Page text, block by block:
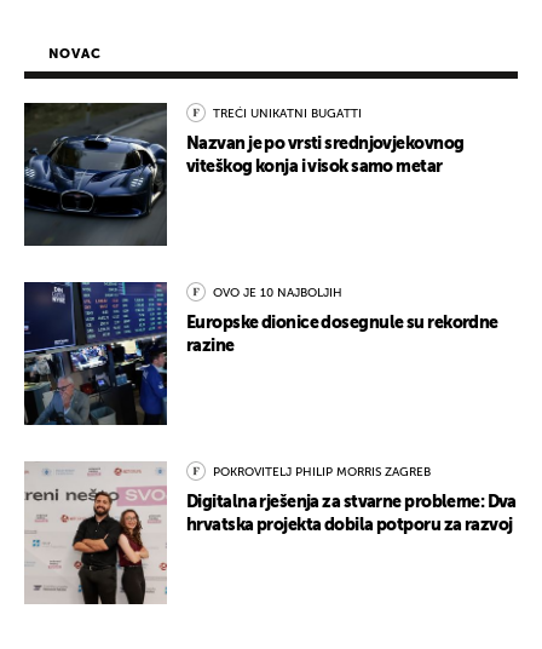
NOVAC
TREĆI UNIKATNI BUGATTI
Nazvan je po vrsti srednjovjekovnog
viteškog konja i visok samo metar
OVO JE 10 NAJBOLJIH
Europske dionice dosegnule su rekordne
razine
POKROVITELJ PHILIP MORRIS ZAGREB
Digitalna rješenja za stvarne probleme: Dva
hrvatska projekta dobila potporu za razvoj